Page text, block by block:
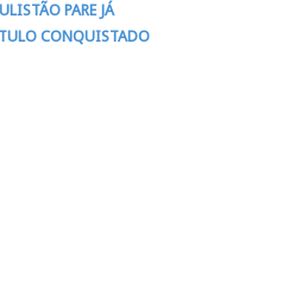
PARE JÁ
CONQUISTADO